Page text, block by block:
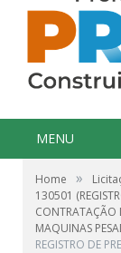
MENU
Home »
130501
CONTRATAÇÃO
MAQUINAS
REGISTRO DE